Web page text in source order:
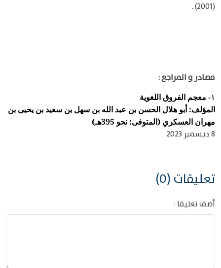
(2001) .
مصادر و المراجع :
١-
معجم الفروق اللغوية
المؤلف: أبو هلال الحسن بن عبد الله بن سهل بن سعيد بن يحيى بن
مهران العسكري (المتوفى: نحو 395هـ)
8 ديسمبر 2023
تعليقات (0)
أضف تعليقا :